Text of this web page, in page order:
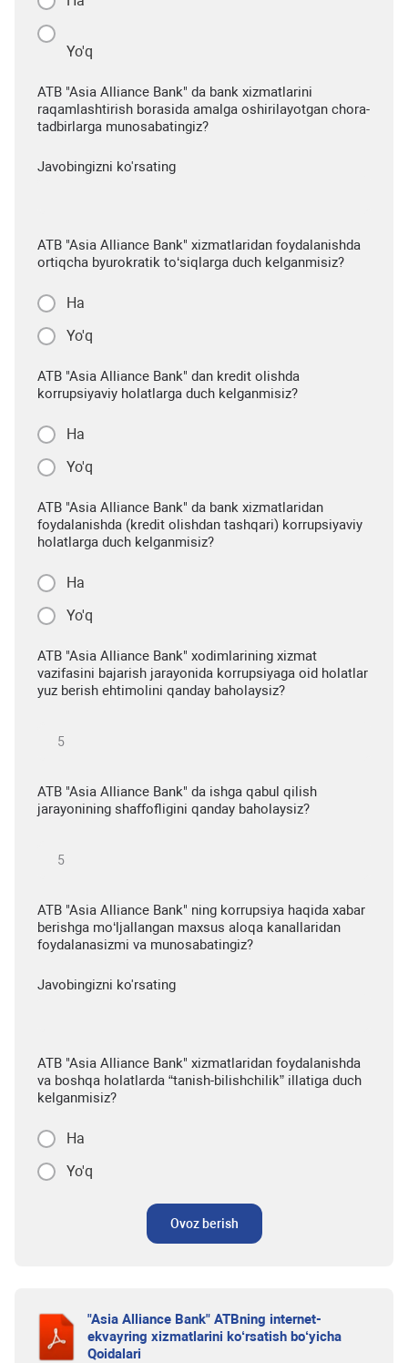
Yo'q
ATB "Asia Alliance Bank" da bank xizmatlarini
raqamlashtirish borasida amalga oshirilayotgan chora-
tadbirlarga munosabatingiz?
Javobingizni ko'rsating
ATB "Asia Alliance Bank" xizmatlaridan foydalanishda
ortiqcha byurokratik to‘siqlarga duch kelganmisiz?
Ha
Yo'q
ATB "Asia Alliance Bank" dan kredit olishda
korrupsiyaviy holatlarga duch kelganmisiz?
Ha
Yo'q
ATB "Asia Alliance Bank" da bank xizmatlaridan
foydalanishda (kredit olishdan tashqari) korrupsiyaviy
holatlarga duch kelganmisiz?
Ha
Yo'q
ATB "Asia Alliance Bank" xodimlarining xizmat
vazifasini bajarish jarayonida korrupsiyaga oid holatlar
yuz berish ehtimolini qanday baholaysiz?
ATB "Asia Alliance Bank" da ishga qabul qilish
jarayonining shaffofligini qanday baholaysiz?
ATB "Asia Alliance Bank" ning korrupsiya haqida xabar
berishga mo‘ljallangan maxsus aloqa kanallaridan
foydalanasizmi va munosabatingiz?
Javobingizni ko'rsating
ATB "Asia Alliance Bank" xizmatlaridan foydalanishda
va boshqa holatlarda “tanish-bilishchilik” illatiga duch
kelganmisiz?
Ha
Yo'q
Ovoz berish
"Asia Alliance Bank" ATBning internet-
ekvayring xizmatlarini ko‘rsatish bo‘yicha
Qoidalari